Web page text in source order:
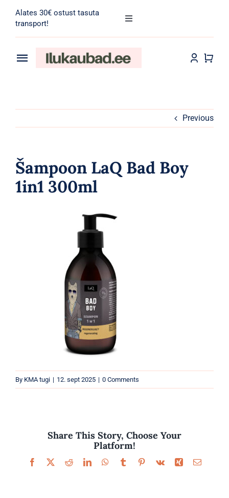
content
Alates 30€ ostust tasuta
transport!
Toggle
for:
Toggle
Meik
Previous
Šampoon LaQ Bad Boy
1in1 300ml
By KMA tugi | 12. sept 2025 | 0 Comments
Share This Story, Choose Your
Platform!
Facebook
X RedditLinkedInWhatsApp
TumblrPinterest
Vk Xing Email